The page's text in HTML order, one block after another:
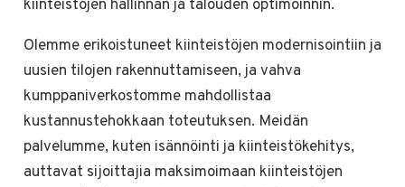
kiinteistöjen hallinnan ja talouden optimoinnin.
Olemme erikoistuneet kiinteistöjen modernisointiin ja
uusien tilojen rakennuttamiseen, ja vahva
kumppaniverkostomme mahdollistaa
kustannustehokkaan toteutuksen. Meidän
palvelumme, kuten isännöinti ja kiinteistökehitys,
auttavat sijoittajia maksimoimaan kiinteistöjen